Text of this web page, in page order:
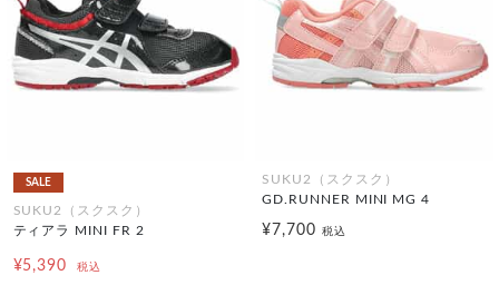
SALE
SUKU2（スクスク）
ティアラ MINI FR 2
¥5,390 税込
SUKU2（スクスク）
GD.RUNNER MINI MG 4
¥7,700 税込